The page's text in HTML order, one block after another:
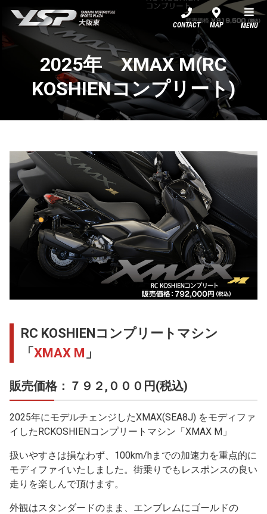
CONTACT MAP MENU
2025年 XMAX M(RC
KOSHIENコンプリート)
RC KOSHIENコンプリートマシン
「 XMAX M 」
販売価格：７９２,０００円(税込)
2025年にモデルチェンジしたXMAX(SEA8J) をモディファ
イしたRCKOSHIENコンプリートマシン「XMAX M」
扱いやすさは損なわず、100km/hまでの加速力を重点的に
モディファイいたしました。街乗りでもレスポンスの良い
走りを楽しんで頂けます。
外観はスタンダードのまま、エンブレムにゴールドの